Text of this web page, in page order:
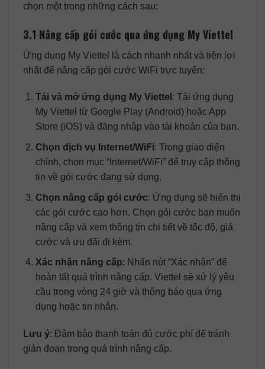
chọn một trong những cách sau:
3.1 Nâng cấp gói cước qua ứng dụng My Viettel
Ứng dụng My Viettel là cách nhanh nhất và tiện lợi
nhất để nâng cấp gói cước WiFi trực tuyến:
Tải và mở ứng dụng My Viettel : Tải ứng dụng
My Viettel từ Google Play (Android) hoặc App
Store (iOS) và đăng nhập vào tài khoản của bạn.
Chọn dịch vụ Internet/WiFi: Trong giao diện
chính, chọn mục “Internet/WiFi” để truy cập thông
tin về gói cước đang sử dụng.
Chọn nâng cấp gói cước: Ứng dụng sẽ hiển thị
các gói cước cao hơn. Chọn gói cước bạn muốn
nâng cấp và xem thông tin chi tiết về tốc độ, giá
cước và ưu đãi đi kèm.
Xác nhận nâng cấp: Nhấn nút “Xác nhận” để
hoàn tất quá trình nâng cấp. Viettel sẽ xử lý yêu
cầu trong vòng 24 giờ và thông báo qua ứng
dụng hoặc tin nhắn.
Lưu ý: Đảm bảo thanh toán đủ cước phí để tránh
gián đoạn trong quá trình nâng cấp.